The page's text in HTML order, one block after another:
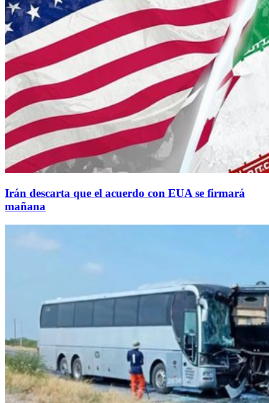
Irán descarta que el acuerdo con EUA se firmará
mañana